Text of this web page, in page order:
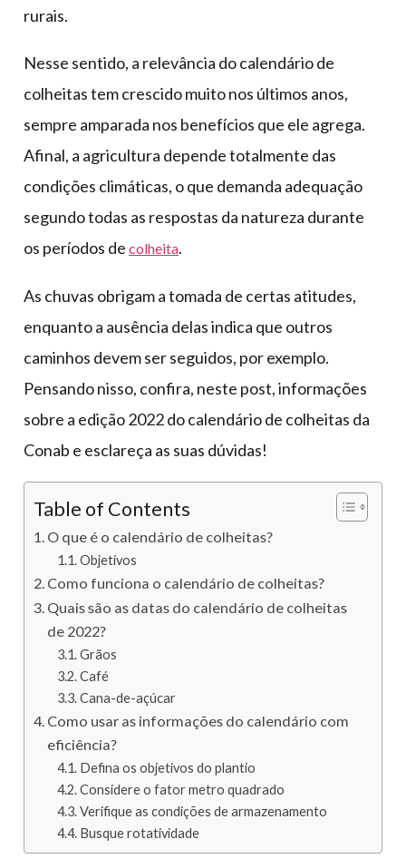
rurais.
Nesse sentido, a relevância do calendário de
colheitas tem crescido muito nos últimos anos,
sempre amparada nos benefícios que ele agrega.
Afinal, a agricultura depende totalmente das
condições climáticas, o que demanda adequação
segundo todas as respostas da natureza durante
os períodos de colheita.
As chuvas obrigam a tomada de certas atitudes,
enquanto a ausência delas indica que outros
caminhos devem ser seguidos, por exemplo.
Pensando nisso, confira, neste post, informações
sobre a edição 2022 do calendário de colheitas da
Conab e esclareça as suas dúvidas!
Table of Contents
O que é o calendário de colheitas?
Objetivos
Como funciona o calendário de colheitas?
Quais são as datas do calendário de colheitas
de 2022?
Grãos
Café
Cana-de-açúcar
Como usar as informações do calendário com
eficiência?
Defina os objetivos do plantio
Considere o fator metro quadrado
Verifique as condições de armazenamento
Busque rotatividade